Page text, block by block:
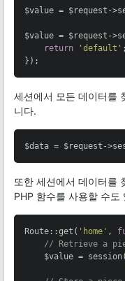
$value = $request-
$value = $request-
return
'default' ;
});
세션에서 모든 데이터를
니다.
$data = $request-
또한 세션에서 데이터를
PHP 함수를 사용할 수도
Route::get( 'home' ,
// Retrieve a
    $value = session(